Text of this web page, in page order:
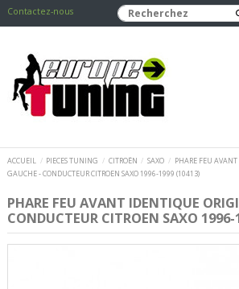
Contactez-nous
ACCUEIL PIECES TUNING CITROËN SAXO
PHARE FEU
GAUCHE - CONDUCTEUR CITROEN SAXO 1996-1999 (10413)
PHARE FEU AVANT IDENTIQUE
CONDUCTEUR CITROEN SAXO